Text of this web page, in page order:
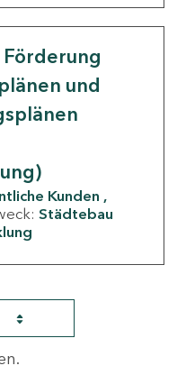
Förderung
und
Kunden
Städtebau